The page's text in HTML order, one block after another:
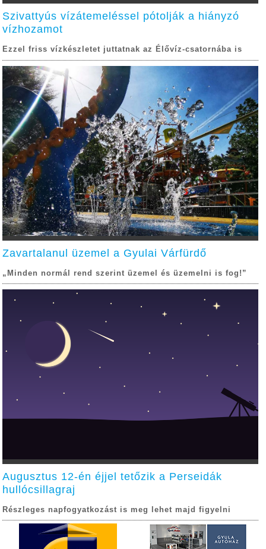
Szivattyús vízátemeléssel pótolják a hiányzó
vízhozamot
Ezzel friss vízkészletet juttatnak az Élővíz-csatornába is
Zavartalanul üzemel a Gyulai Várfürdő
„Minden normál rend szerint üzemel és üzemelni is fog!”
Augusztus 12-én éjjel tetőzik a Perseidák
hullócsillagraj
Részleges napfogyatkozást is meg lehet majd figyelni